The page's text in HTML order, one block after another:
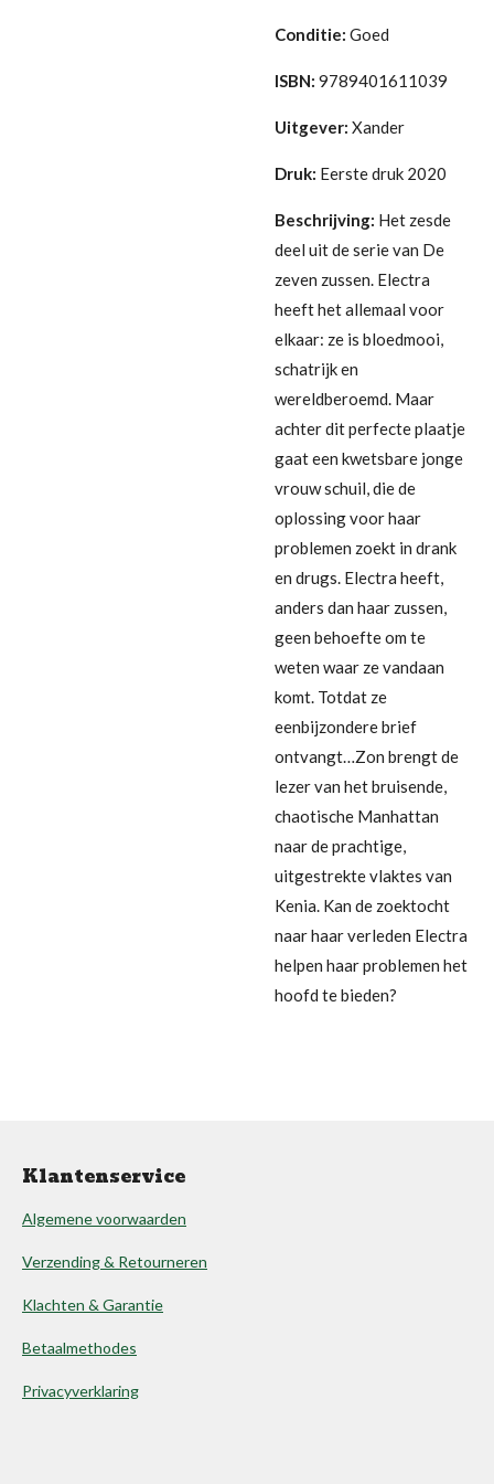
Conditie: Goed
ISBN: 9789401611039
Uitgever: Xander
Druk: Eerste druk 2020
Beschrijving: Het zesde
deel uit de serie van De
zeven zussen. Electra
heeft het allemaal voor
elkaar: ze is bloedmooi,
schatrijk en
wereldberoemd. Maar
achter dit perfecte plaatje
gaat een kwetsbare jonge
vrouw schuil, die de
oplossing voor haar
problemen zoekt in drank
en drugs. Electra heeft,
anders dan haar zussen,
geen behoefte om te
weten waar ze vandaan
komt. Totdat ze
eenbijzondere brief
ontvangt…Zon brengt de
lezer van het bruisende,
chaotische Manhattan
naar de prachtige,
uitgestrekte vlaktes van
Kenia. Kan de zoektocht
naar haar verleden Electra
helpen haar problemen het
hoofd te bieden?
Klantenservice
Algemene voorwaarden
Verzending & Retourneren
Klachten & Garantie
Betaalmethodes
Privacyverklaring